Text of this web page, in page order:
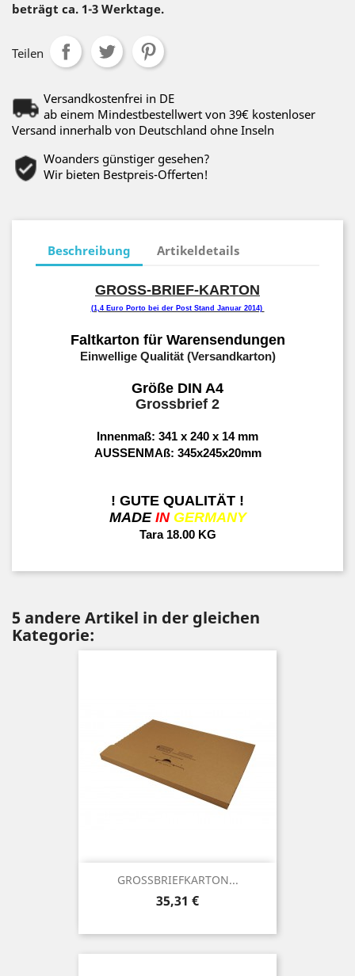
beträgt ca. 1-3 Werktage.
Teilen
Versandkostenfrei in DE
ab einem Mindestbestellwert von 39€ kostenloser
Versand innerhalb von Deutschland ohne Inseln
Woanders günstiger gesehen?
Wir bieten Bestpreis-Offerten!
Beschreibung Artikeldetails
GROSS-BRIEF-KARTON
(1,4 Euro Porto bei der Post Stand Januar 2014)
Faltkarton für Warensendungen
Einwellige Qualität (Versandkarton)
Größe DIN A4
Grossbrief 2
Innenmaß: 341 x 240 x 14 mm
AUSSENMAß: 345x245x20mm
! GUTE QUALITÄT !
MADEIN GERMANY
Tara 18.00 KG
5 andere Artikel in der gleichen
Kategorie:
GROSSBRIEFKARTON...
Preis
35,31 €